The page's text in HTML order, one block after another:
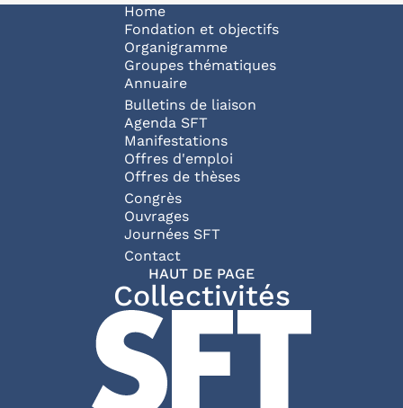
Navigation principale
Home
Fondation et objectifs
Organigramme
Groupes thématiques
Annuaire
Bulletins de liaison
Agenda SFT
Manifestations
Offres d'emploi
Offres de thèses
Congrès
Ouvrages
Journées SFT
Pied de page
Contact
HAUT DE PAGE
Collectivités